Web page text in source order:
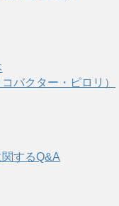
バクター・ピロリ）
するQ&A